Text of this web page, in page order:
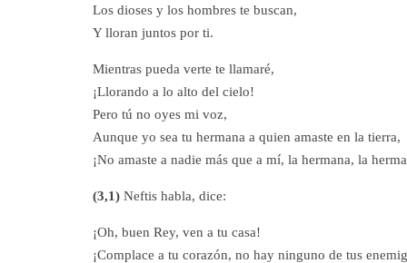
Los dioses y los hombres te buscan,
Y lloran juntos por ti.
Mientras pueda verte te llamaré,
¡Llorando a lo alto del cielo!
Pero tú no oyes mi voz,
Aunque yo sea tu hermana a quien amaste en la tierra,
¡No amaste a nadie más que a mí, la hermana, la
(3,1) Neftis habla, dice:
¡Oh, buen Rey, ven a tu casa!
¡Complace a tu corazón, no hay ninguno de tus